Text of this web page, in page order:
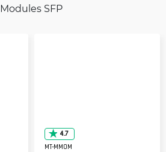
Modules SFP
4.7
MT-MMOM